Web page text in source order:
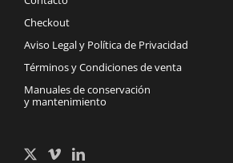
Checkout
Aviso Legal y Política de Privacidad
Términos y Condiciones de venta
Manuales de conservación
y mantenimiento